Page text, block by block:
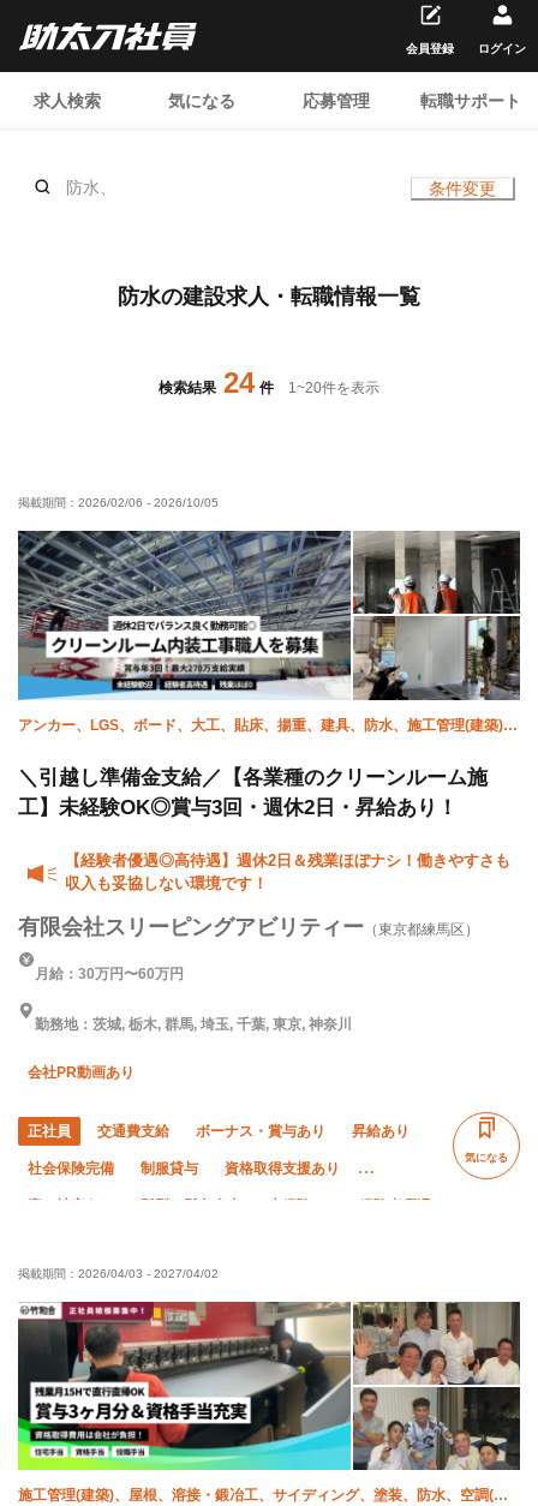
求人検索 気になる 応募管理 転職サポート
会員登録 ログイン
防水、 条件変更
防水の建設求人・転職情報一覧
検索結果 24 件 1~20件を表示
掲載期間： 2026/02/06 - 2026/10/05
アンカー、LGS、ボード、大工、貼床、揚重、建具、防水、施工管理(建築)、
＼引越し準備金支給／【各業種のクリーンルーム施
工】未経験OK◎賞与3回・週休2日・昇給あり！
【経験者優遇◎高待遇】週休2日＆残業ほぼナシ！働きやすさも
収入も妥協しない環境です！
有限会社スリーピングアビリティー （東京都練馬区）
月給：30万円〜60万円
勤務地：茨城, 栃木, 群馬, 埼玉, 千葉, 東京, 神奈川
会社PR動画あり
正社員 交通費支給 ボーナス・賞与あり 昇給あり
社会保険完備 制服貸与 資格取得支援あり
寮・社宅あり 髪型・髪色自由 未経験OK 経験者優遇
車・バイク通勤OK 残業ゼロ
気になる
掲載期間： 2026/04/03 - 2027/04/02
施工管理(建築)、屋根、溶接・鍛冶工、サイディング、塗装、防水、空調(配